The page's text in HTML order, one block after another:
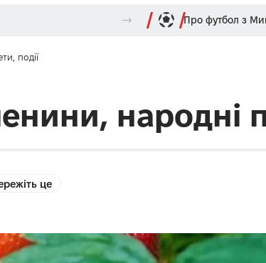
Про футбол з
події
народні